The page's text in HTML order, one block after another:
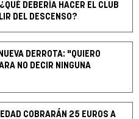
DEBERÍA HACER EL CLUB
DEL DESCENSO?
DERROTA: "QUIERO
NO DECIR NINGUNA
COBRARÁN 25 EUROS A